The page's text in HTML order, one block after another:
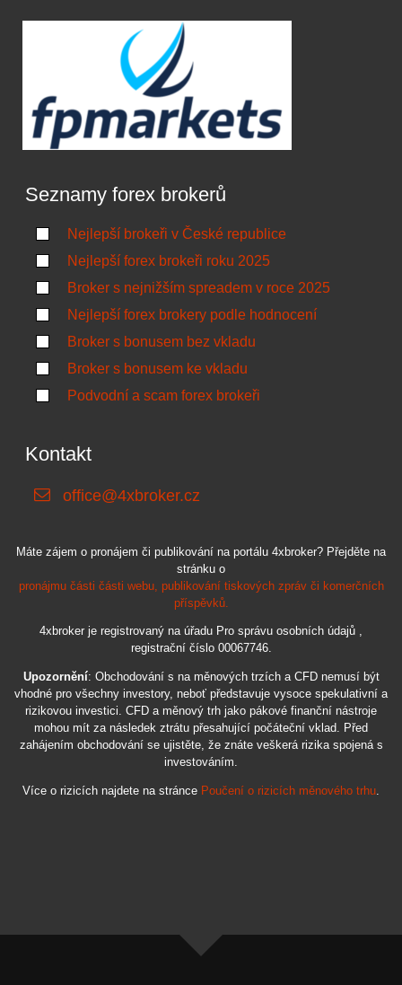
Seznamy forex brokerů
Nejlepší brokeři v České republice
Nejlepší forex brokeři roku 2025
Broker s nejnižším spreadem v roce 2025
Nejlepší forex brokery podle hodnocení
Broker s bonusem bez vkladu
Broker s bonusem ke vkladu
Podvodní a scam forex brokeři
Kontakt
office@4xbroker.cz
Máte zájem o pronájem či publikování na portálu 4xbroker? Přejděte na
stránku o
pronájmu části části webu, publikování tiskových zpráv či komerčních
příspěvků.
4xbroker je registrovaný na úřadu Pro správu osobních údajů ,
registrační číslo 00067746.
Upozornění: Obchodování s na měnových trzích a CFD nemusí být
vhodné pro všechny investory, neboť představuje vysoce spekulativní a
rizikovou investici. CFD a měnový trh jako pákové finanční nástroje
mohou mít za následek ztrátu přesahující počáteční vklad. Před
zahájením obchodování se ujistěte, že znáte veškerá rizika spojená s
investováním.
Více o rizicích najdete na stránce Poučení o rizicích měnového trhu.